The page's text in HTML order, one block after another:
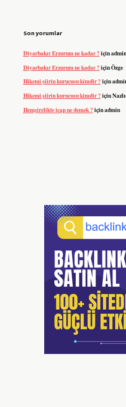
Son yorumlar
Diyarbakır Erzurum ne kadar ?içinadmin
Diyarbakır Erzurum ne kadar ?içinÖzge
Hikemi şiirin kurucusu kimdir ?için
Hikemi şiirin kurucusu kimdir ?için
Hemşirelikte icap ne demek ?içinadmin